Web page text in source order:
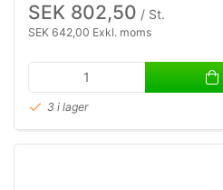
SEK 802,50 / St.
SEK 642,00 Exkl. moms
3 i lager